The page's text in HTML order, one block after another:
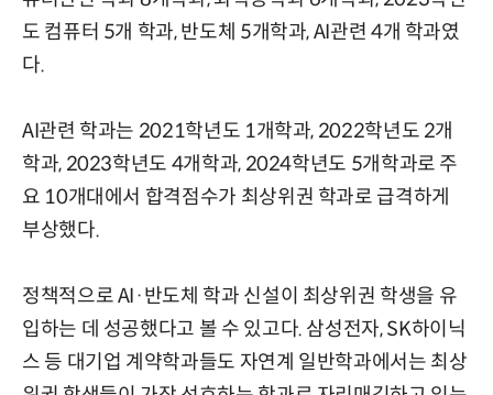
도 컴퓨터 5개 학과, 반도체 5개학과, AI관련 4개 학과였
다.
AI관련 학과는 2021학년도 1개학과, 2022학년도 2개
학과, 2023학년도 4개학과, 2024학년도 5개학과로 주
요 10개대에서 합격점수가 최상위권 학과로 급격하게
부상했다.
정책적으로 AI·반도체 학과 신설이 최상위권 학생을 유
입하는 데 성공했다고 볼 수 있고다. 삼성전자, SK하이닉
스 등 대기업 계약학과들도 자연계 일반학과에서는 최상